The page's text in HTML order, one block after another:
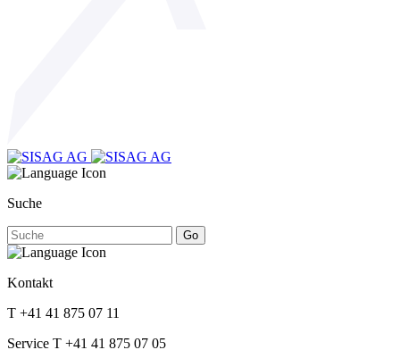
Suche
Go
Kontakt
T +41 41 875 07 11
Service T +41 41 875 07 05